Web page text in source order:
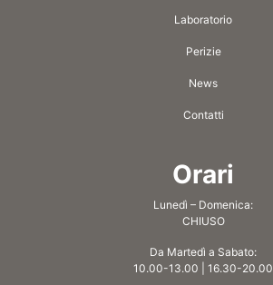
Laboratorio
Perizie
News
Contatti
Orari
Lunedì – Domenica:
CHIUSO
Da Martedì a Sabato:
10.00-13.00 | 16.30-20.00